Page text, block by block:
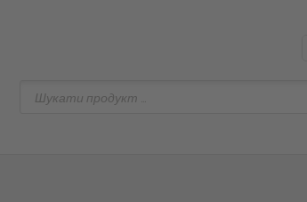
Шукати